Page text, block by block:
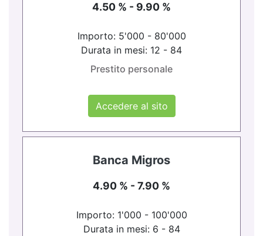
4.50 % - 9.90 %
Importo: 5'000 - 80'000
Durata in mesi: 12 - 84
Prestito personale
Accedere al sito
Banca Migros
4.90 % - 7.90 %
Importo: 1'000 - 100'000
Durata in mesi: 6 - 84